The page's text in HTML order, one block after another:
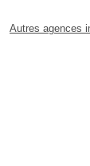
Autres agences